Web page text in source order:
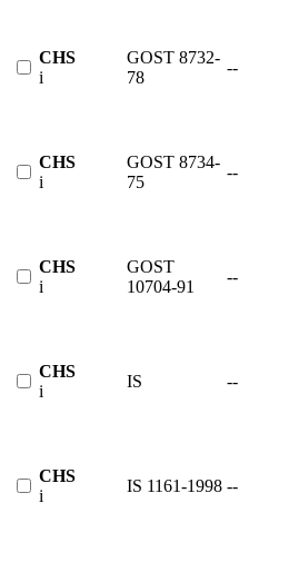
CHS
i
GOST 8732-
78
--
CHS
i
GOST 8734-
75
--
CHS
i
GOST
10704-91
--
CHS
i
IS --
CHS
i
IS 1161-1998 --